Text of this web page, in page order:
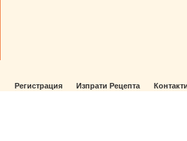
Регистрация Изпрати Рецепта